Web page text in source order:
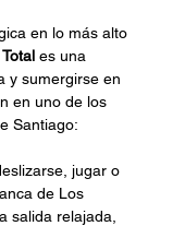
en lo más alto
es una
y sumergirse en
en uno de los
Santiago:
jugar o
de Los
salida relajada,